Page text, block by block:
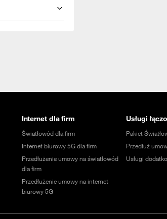
Internet dla firm
Światłowód dla firm
Internet biurowy 5G dla firm
Przedłużenie umowy na światłowód
dla firm
Przedłużenie umowy na internet
biurowy 5G
Usługi
Pakiet
Przedłuż
Usługi